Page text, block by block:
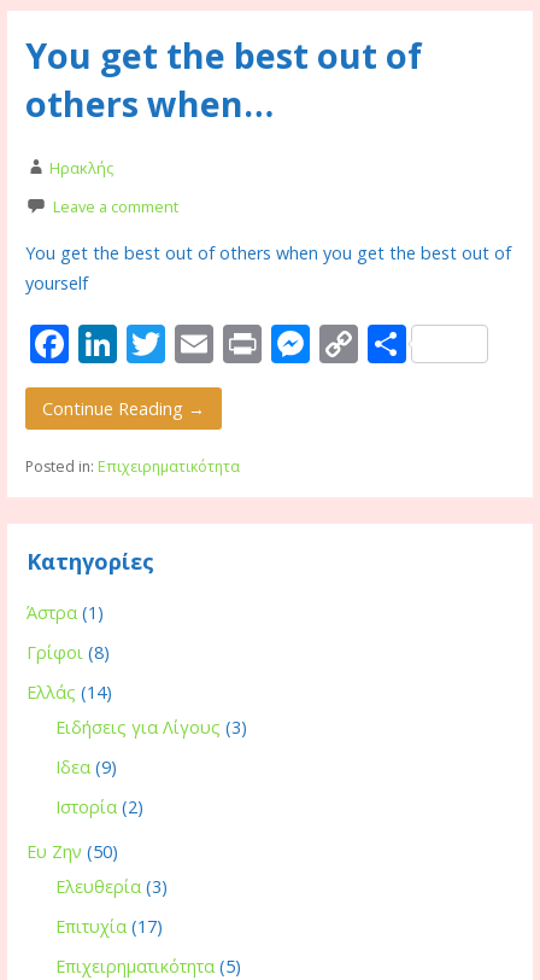
o
k
n g
er
n
k
You get the best out of
others when…
Ηρακλής
Leave a comment
You get the best out of others when you get the best out of
yourself
F
ac
e
b
o
o
k
Li
n
k
e
dI
n
T
w
itt
er
E
m
ai
l
PrM
n
g
C
Li
n
S
Continue Reading →
Posted in: Επιχειρηματικότητα
Κατηγορίες
Άστρα (1)
Γρίφοι (8)
Ελλάς (14)
Ειδήσεις για Λίγους (3)
Ιδεα (9)
Ιστορία (2)
Ευ Ζην (50)
Ελευθερία (3)
Επιτυχία (17)
Επιχειρηματικότητα (5)